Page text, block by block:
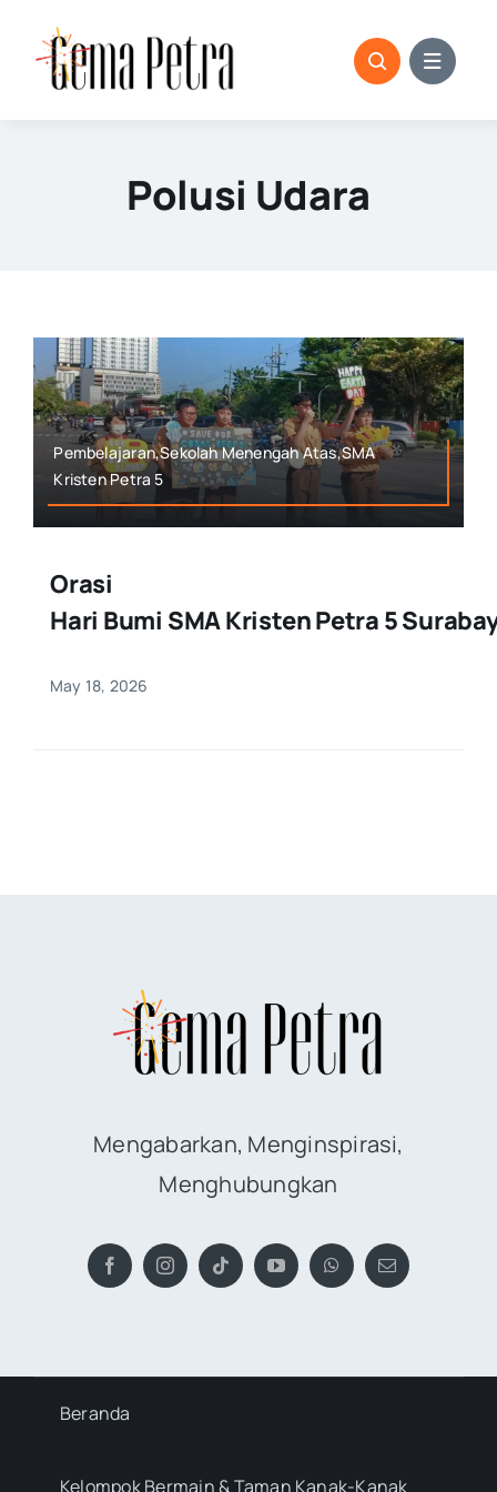
content
Polusi Udara
Pembelajaran,Sekolah Menengah Atas,SMA
Kristen Petra 5
Orasi
Hari Bumi SMA Kristen Petra 5
May 18, 2026
Mengabarkan, Menginspirasi,
Menghubungkan
Beranda
Kelompok Bermain & Taman Kanak-Kanak